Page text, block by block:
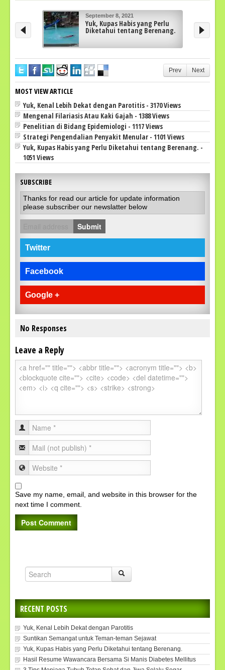
September 8, 2021
Yuk, Kupas Habis yang Perlu
Diketahui tentang Berenang.
Prev Next
MOST VIEW ARTICLE
Yuk, Kenal Lebih Dekat dengan Parotitis - 3170 Views
Mengenal Filariasis Atau Kaki Gajah - 1388 Views
Penelitian di Bidang Epidemiologi - 1117 Views
Strategi Pengendalian Penyakit Menular - 1101 Views
Yuk, Kupas Habis yang Perlu Diketahui tentang Berenang. -
1051 Views
SUBSCRIBE
Thanks for read our article for update information
please subscriber our newslatter below
Submit
Twitter
Facebook
Google +
No Responses
Leave a Reply
Save my name, email, and website in this browser for the
next time I comment.
RECENT POSTS
Yuk, Kenal Lebih Dekat dengan Parotitis
Suntikan Semangat untuk Teman-teman Sejawat
Yuk, Kupas Habis yang Perlu Diketahui tentang Berenang.
Hasil Resume Wawancara Bersama Si Manis Diabetes Mellitus